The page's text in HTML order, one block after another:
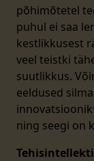
põhimõtetel
puhul ei saa
kestlikkusest
veel teistki
suutlikkus.
eeldused
ning seegi on